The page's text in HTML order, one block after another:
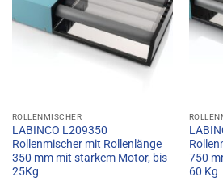
ROLLENMISCHER
LABINCO L209350
Rollenmischer mit Rollenlänge
350 mm mit starkem Motor, bis
25Kg
750
60 Kg